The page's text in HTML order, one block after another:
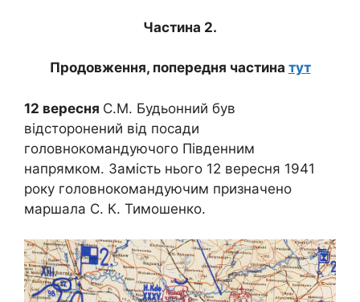
Частина 2.
Продовження, попередня частина тут
12 вересня С.М. Будьонний був
відсторонений від посади
головнокомандуючого Південним
напрямком. Замість нього 12 вересня 1941
року головнокомандуючим призначено
маршала С. К. Тимошенко.